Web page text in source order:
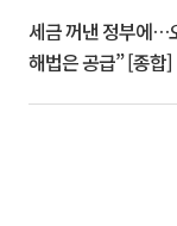
세금 꺼낸 정부에…
해법은 공급” [종합]